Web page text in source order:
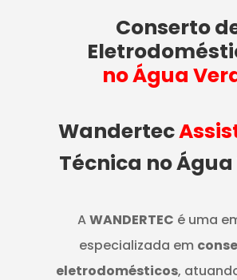
Conserto
no Água
Wandertec
Técnica no
AWANDERTEC é uma
especializada em
eletrodomésticos,